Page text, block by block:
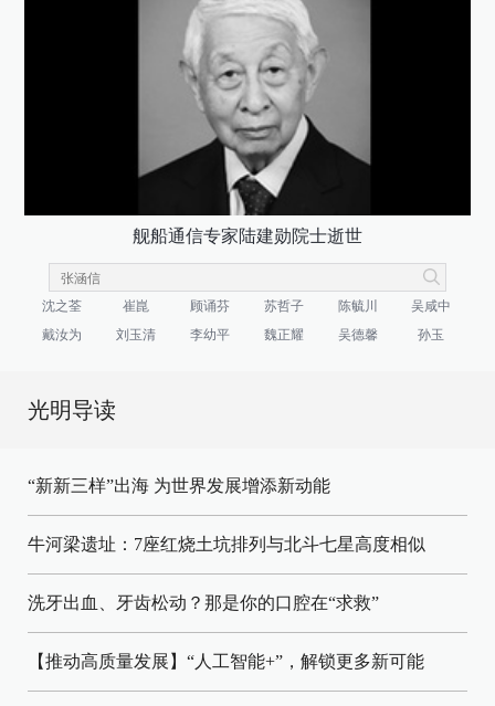
舰船通信专家陆建勋院士逝世
沈之荃 崔崑 顾诵芬 苏哲子 陈毓川
吴咸中
戴汝为
刘玉清 李幼平 魏正耀 吴德馨 孙玉
光明导读
“新新三样”出海 为世界发展增添新动能
牛河梁遗址：7座红烧土坑排列与北斗七星高度相似
洗牙出血、牙齿松动？那是你的口腔在“求救”
【推动高质量发展】“人工智能+”，解锁更多新可能